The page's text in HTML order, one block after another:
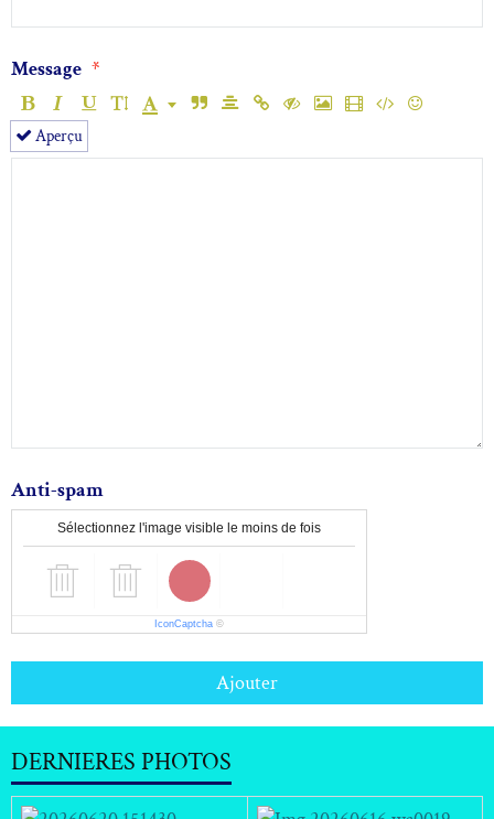
Message
Aperçu
Anti-spam
Sélectionnez l'image visible le moins de fois
IconCaptcha ©
Ajouter
DERNIERES PHOTOS